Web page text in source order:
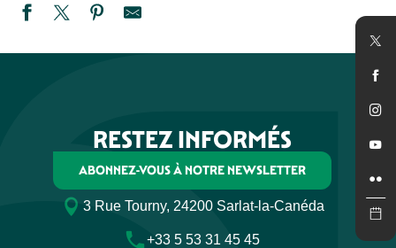
Roc & PassionsRESTEZ INFORMÉS
ABONNEZ-VOUS À NOTRE NEWSLETTER
3 Rue Tourny, 24200 Sarlat-la-Canéda
+33 5 53 31 45 45